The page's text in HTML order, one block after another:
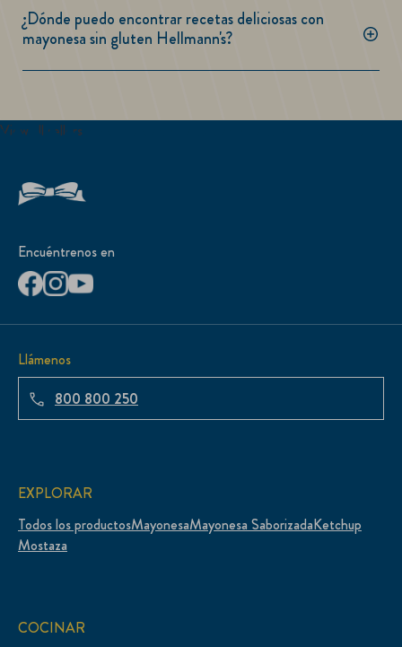
¿Dónde puedo encontrar recetas deliciosas con
mayonesa sin gluten Hellmann's?
View all sellers
Encuéntrenos en
Llámenos
800 800 250
EXPLORAR
Todos los productosMayonesaMayonesa SaborizadaKetchup
Mostaza
COCINAR